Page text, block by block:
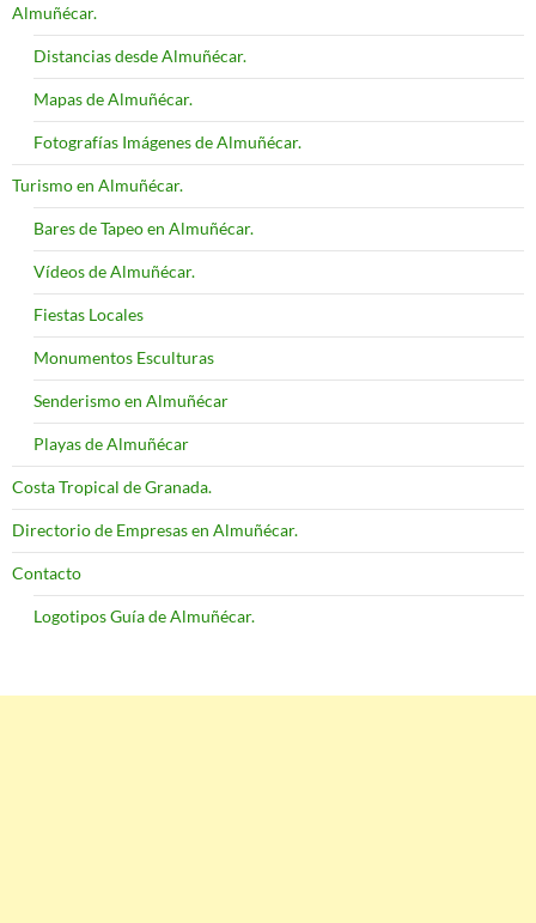
Almuñécar.
Distancias desde Almuñécar.
Mapas de Almuñécar.
Fotografías Imágenes de Almuñécar.
Turismo en Almuñécar.
Bares de Tapeo en Almuñécar.
Vídeos de Almuñécar.
Fiestas Locales
Monumentos Esculturas
Senderismo en Almuñécar
Playas de Almuñécar
Costa Tropical de Granada.
Directorio de Empresas en Almuñécar.
Contacto
Logotipos Guía de Almuñécar.